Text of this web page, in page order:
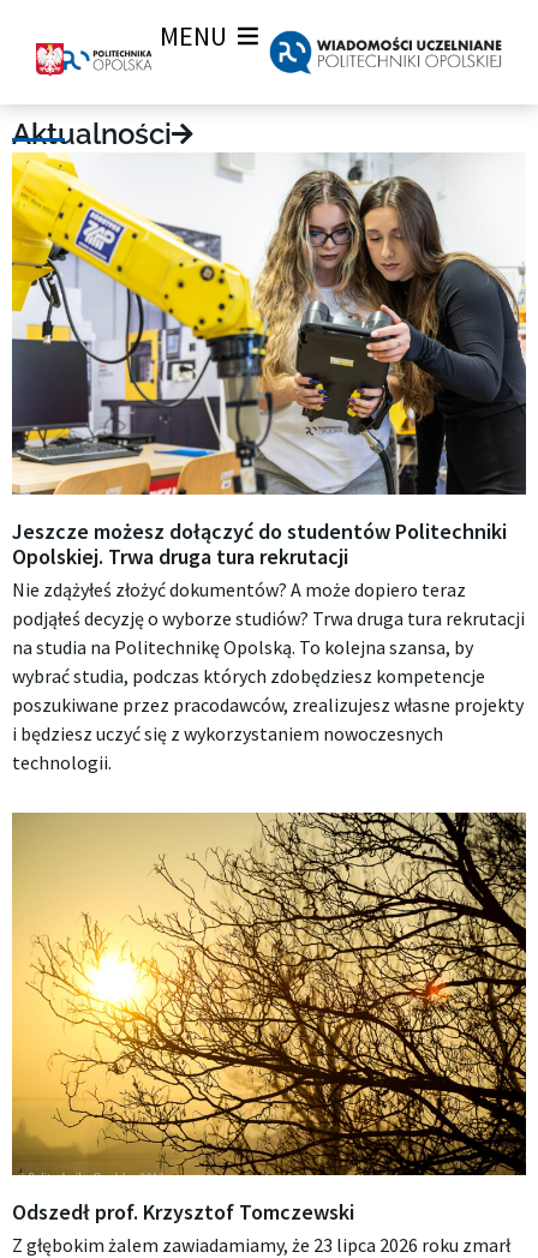
MENU
Wiadomości uczelniane
Aktualności
Jeszcze możesz dołączyć do studentów Politechniki
Opolskiej. Trwa druga tura rekrutacji
Nie zdążyłeś złożyć dokumentów? A może dopiero teraz
podjąłeś decyzję o wyborze studiów? Trwa druga tura rekrutacji
na studia na Politechnikę Opolską. To kolejna szansa, by
wybrać studia, podczas których zdobędziesz kompetencje
poszukiwane przez pracodawców, zrealizujesz własne projekty
i będziesz uczyć się z wykorzystaniem nowoczesnych
technologii.
Odszedł prof. Krzysztof Tomczewski
Z głębokim żalem zawiadamiamy, że 23 lipca 2026 roku zmarł